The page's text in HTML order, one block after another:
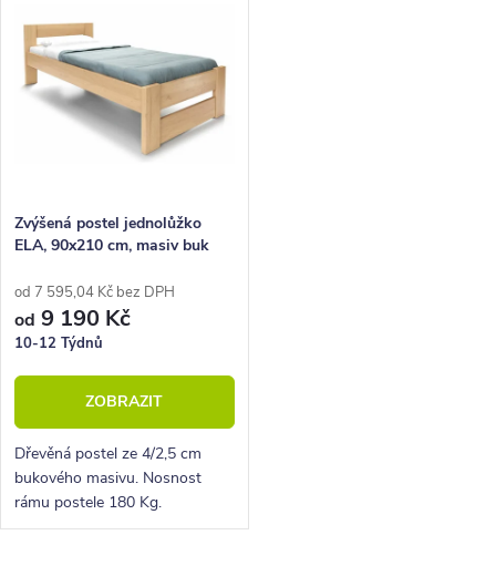
Zvýšená postel jednolůžko
ELA, 90x210 cm, masiv buk
od 7 595,04 Kč bez DPH
od 9 190 Kč
10-12 Týdnů
ZOBRAZIT
Dřevěná postel ze 4/2,5 cm
bukového masivu. Nosnost
rámu postele 180 Kg.
Povrchová úprava lakem. Pevná